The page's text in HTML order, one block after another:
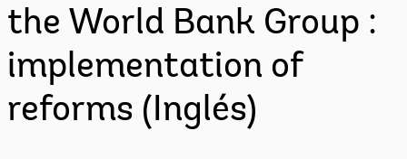
the World Bank Group :
implementation of
reforms (Inglés)